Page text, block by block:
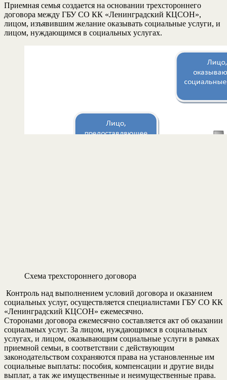
Приемная семья создается на основании трехстороннего
договора между ГБУ СО КК «Ленинградский КЦСОН»,
лицом, изъявившим желание оказывать социальные услуги, и
лицом, нуждающимся в социальных услугах.
Схема трехстороннего договора
Контроль над выполнением условий договора и оказанием
социальных услуг, осуществляется специалистами ГБУ СО КК
«Ленинградский КЦСОН» ежемесячно.
Сторонами договора ежемесячно составляется акт об оказании
социальных услуг. За лицом, нуждающимся в социальных
услугах, и лицом, оказывающим социальные услуги в рамках
приемной семьи, в соответствии с действующим
законодательством сохраняются права на установленные им
социальные выплаты: пособия, компенсации и другие виды
выплат, а так же имущественные и неимущественные права.